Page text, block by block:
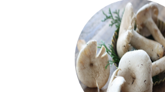
も農楽部へ是非ご登録ください。